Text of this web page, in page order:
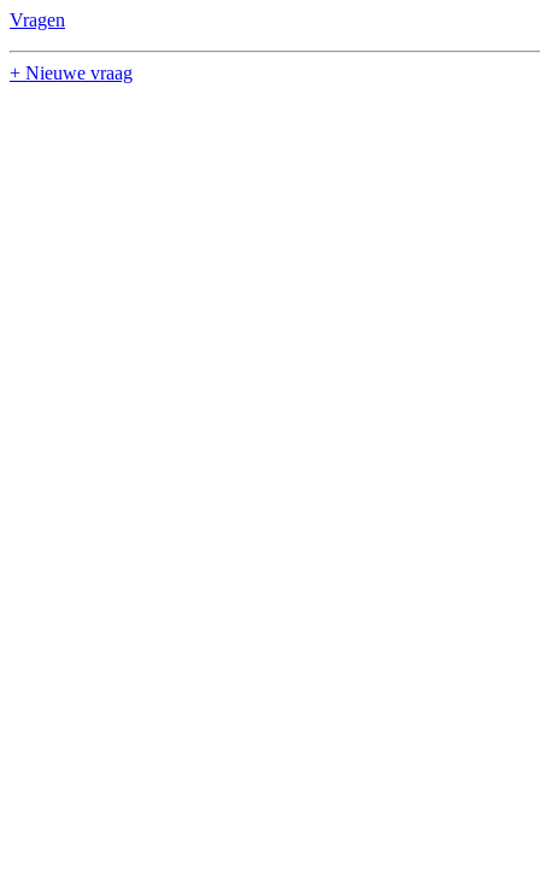
Vragen
+ Nieuwe vraag